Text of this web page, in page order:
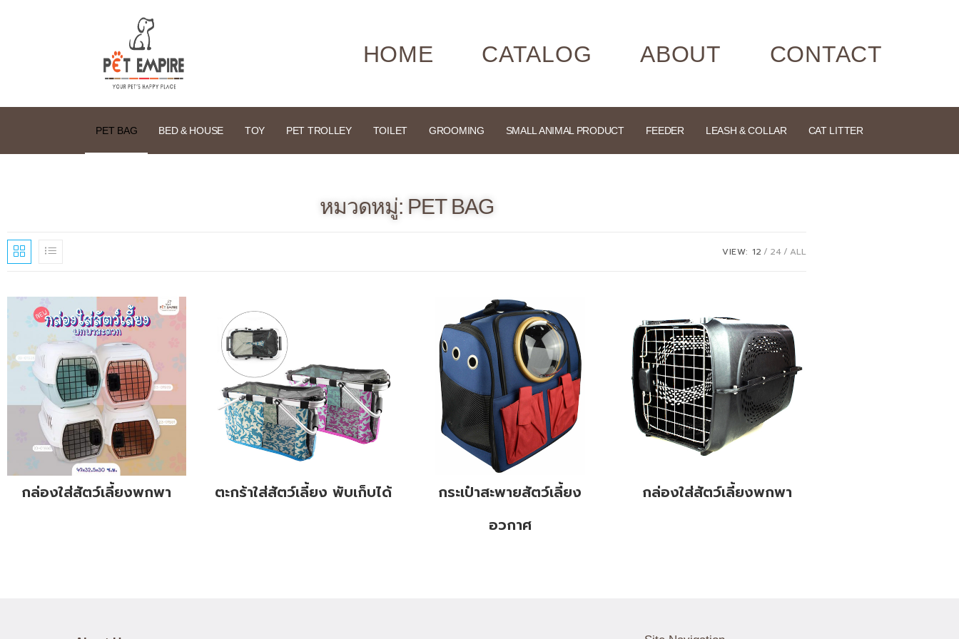
HOME CATALOG ABOUT CONTACT
PET BAG BED & HOUSE TOY PET TROLLEY TOILET GROOMING SMALL ANIMAL PRODUCT FEEDER LEASH & COLLAR CAT LITTER
หมวดหมู่: PET BAG
VIEW: 12 24 ALL
กล่องใส่สัตว์เลี้ยงพกพา ตะกร้าใส่สัตว์เลี้ยง พับเก็บได้
กระเป๋าสะพายสัตว์เลี้ยง
อวกาศ
กล่องใส่สัตว์เลี้ยงพกพา